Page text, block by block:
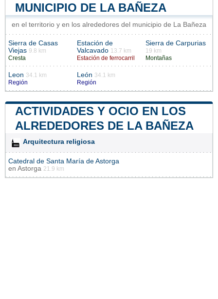
MUNICIPIO DE LA BAÑEZA
en el territorio y en los alrededores del municipio de La Bañeza
Sierra de Casas
Viejas 9.8 km
Cresta
Estación de
Valcavado 13.7 km
Estación de ferrocarril
Sierra de Carpurias
19 km
Montañas
Leon 34.1 km
Región
León 34.1 km
Región
ACTIVIDADES Y OCIO EN LOS
ALREDEDORES DE LA BAÑEZA
Arquitectura religiosa
Catedral de Santa María de Astorga
en Astorga 21.9 km